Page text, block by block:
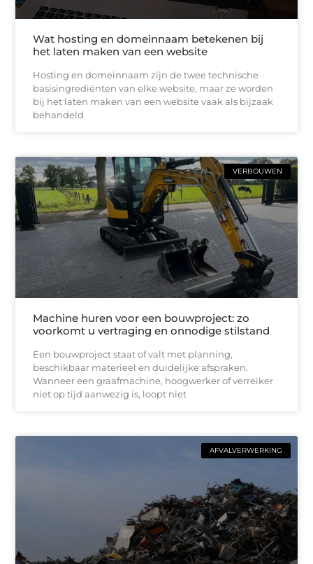
Wat hosting en domeinnaam betekenen bij
het laten maken van een website
Hosting en domeinnaam zijn de twee technische
basisingrediënten van elke website, maar ze worden
bij het laten maken van een website vaak als bijzaak
behandeld.
VERBOUWEN
Machine huren voor een bouwproject: zo
voorkomt u vertraging en onnodige stilstand
Een bouwproject staat of valt met planning,
beschikbaar materieel en duidelijke afspraken.
Wanneer een graafmachine, hoogwerker of verreiker
niet op tijd aanwezig is, loopt niet
AFVALVERWERKING